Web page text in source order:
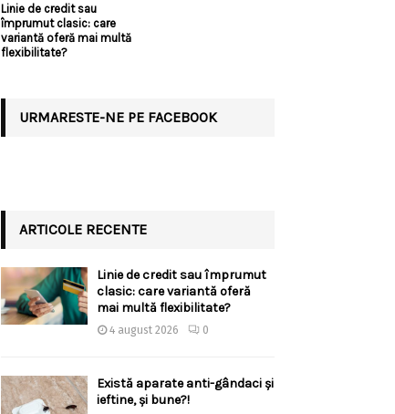
Linie de credit sau
împrumut clasic: care
variantă oferă mai multă
flexibilitate?
URMARESTE-NE PE FACEBOOK
ARTICOLE RECENTE
Linie de credit sau împrumut
clasic: care variantă oferă
mai multă flexibilitate?
4 august 2026 0
Există aparate anti-gândaci și
ieftine, și bune?!